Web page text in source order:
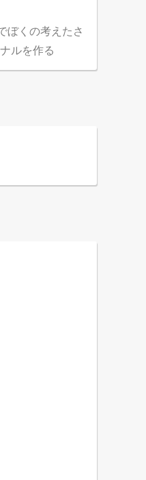
ぼくの考えたさ
ルを作る